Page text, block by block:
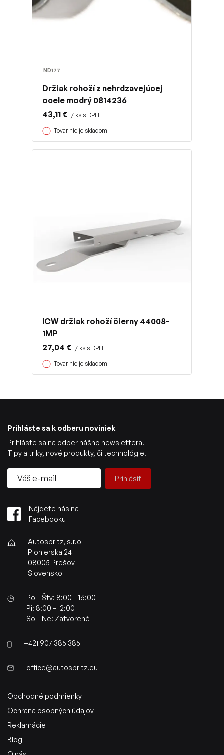
ND177
Držiak rohoží z nehrdzavejúcej
ocele modrý 0814236
43,11 € / ks s DPH
Tovar nie je skladom
ICW držiak rohoží čierny 44008-
1MP
27,04 € / ks s DPH
Tovar nie je skladom
Prihláste sa k odberu noviniek
Prihláste sa na odber nášho newslettera.
Tipy a triky, nové produkty, či technológie.
Prihlásiť
Nájdete nás na
Facebooku
Autospritz, s.r.o
Pionierska 24
08005 Prešov
Slovensko
Po – Štv: 8:00 – 16:00
Pi: 8:00 – 12:00
So – Ne: Zatvorené
+421 907 385 385
office@autospritz.eu
Obchodné podmienky
Ochrana osobných údajov
Reklamácie
Blog